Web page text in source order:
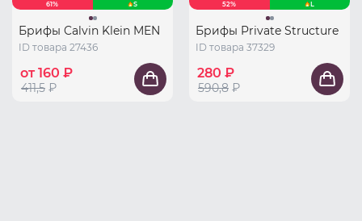
61% S
Брифы Calvin Klein MEN
ID товара 27436
от 160 ₽
411,5 ₽
52% L
Брифы Private Structure
ID товара 37329
280 ₽
590,8 ₽